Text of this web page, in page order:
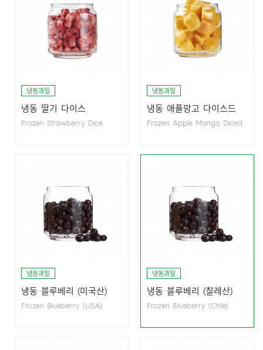
냉동과일
냉동 딸기 다이스
Frozen Strawberry Dice
냉동과일
냉동 애플망고 다이스드
Frozen Apple Mango Diced
냉동과일
냉동 블루베리 (미국산)
Frozen Blueberry (USA)
냉동과일
냉동 블루베리 (칠레산)
Frozen Blueberry (Chile)